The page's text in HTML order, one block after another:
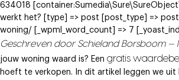
634018
werkt het? [type] => post [post_type] =>
woning/ [_wpml_word_count] => 7
Geschreven door Schieland Borsboom
jouw woning waard is? Een gratis
hoeft te verkopen. In dit artikel leggen we